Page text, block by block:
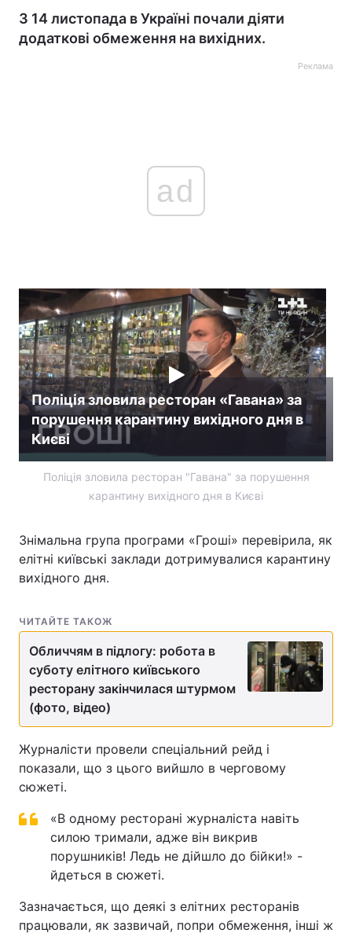
З 14 листопада в Україні почали діяти
додаткові обмеження на вихідних.
Реклама
ad
Поліція зловила ресторан «Гавана» за
порушення карантину вихідного дня в
Києві
Поліція зловила ресторан "Гавана" за порушення
карантину вихідного дня в Києві
Знімальна група програми «Гроші» перевірила, як
елітні київські заклади дотримувалися карантину
вихідного дня.
ЧИТАЙТЕ ТАКОЖ
Обличчям в підлогу: робота в
суботу елітного київського
ресторану закінчилася штурмом
(фото, відео)
Журналісти провели спеціальний рейд і
показали, що з цього вийшло в черговому
сюжеті.
«В одному ресторані журналіста навіть
силою тримали, адже він викрив
порушників! Ледь не дійшло до бійки!» -
йдеться в сюжеті.
Зазначається, що деякі з елітних ресторанів
працювали, як зазвичай, попри обмеження, інші ж